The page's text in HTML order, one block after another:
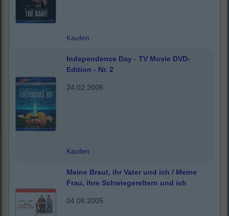
Kaufen
Independence Day - TV Movie DVD-
Edition - Nr. 2
24.02.2006
Kaufen
Meine Braut, ihr Vater und ich / Meine
Frau, ihre Schwiegereltern und ich
04.08.2005